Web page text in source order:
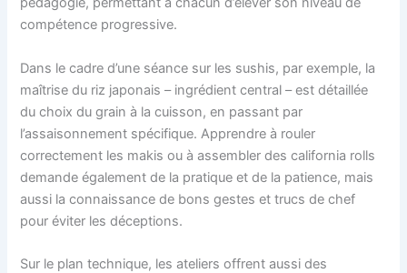
compétence progressive.
Dans le cadre d’une séance sur les sushis, par exemple, la
maîtrise du riz japonais – ingrédient central – est détaillée
du choix du grain à la cuisson, en passant par
l’assaisonnement spécifique. Apprendre à rouler
correctement les makis ou à assembler des california rolls
demande également de la pratique et de la patience, mais
aussi la connaissance de bons gestes et trucs de chef
pour éviter les déceptions.
Sur le plan technique, les ateliers offrent aussi des